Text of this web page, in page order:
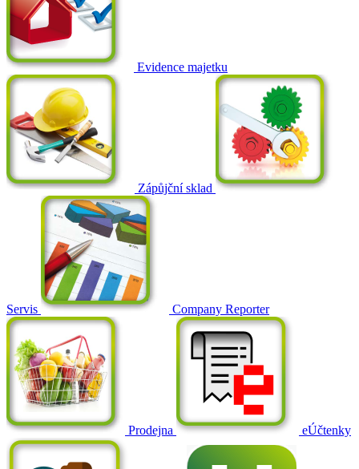
Evidence majetku
Zápůjční sklad
Servis Company Reporter
Prodejna eÚčtenky